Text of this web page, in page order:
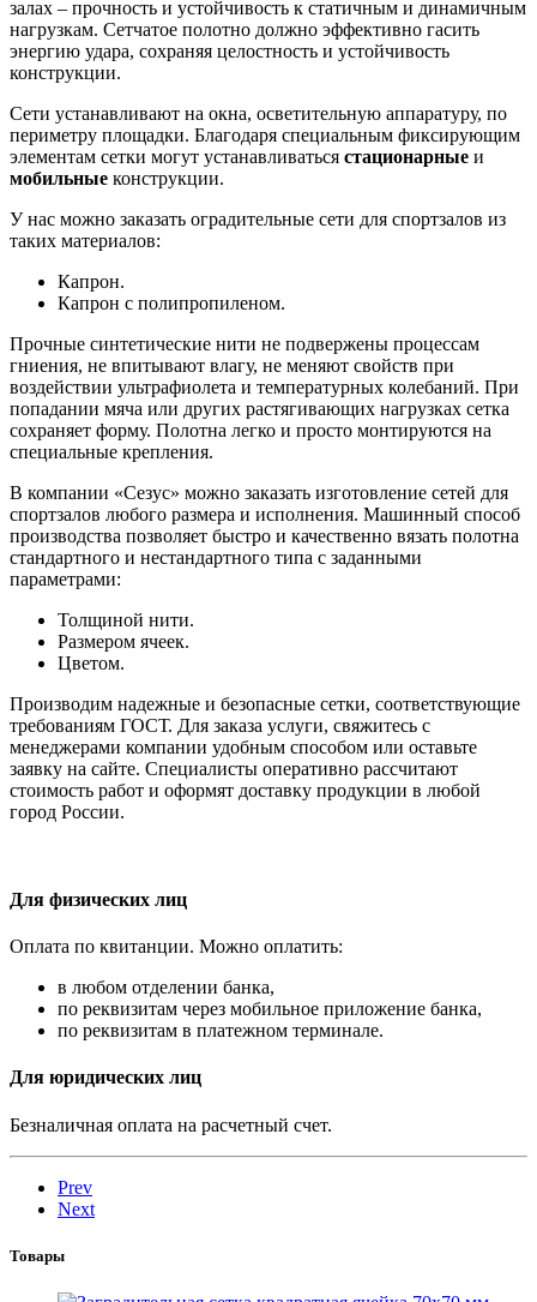
залах – прочность и устойчивость к статичным и динамичным
нагрузкам. Сетчатое полотно должно эффективно гасить
энергию удара, сохраняя целостность и устойчивость
конструкции.
Сети устанавливают на окна, осветительную аппаратуру, по
периметру площадки. Благодаря специальным фиксирующим
элементам сетки могут устанавливаться стационарные и
мобильные конструкции.
У нас можно заказать оградительные сети для спортзалов из
таких материалов:
Капрон.
Капрон с полипропиленом.
Прочные синтетические нити не подвержены процессам
гниения, не впитывают влагу, не меняют свойств при
воздействии ультрафиолета и температурных колебаний. При
попадании мяча или других растягивающих нагрузках сетка
сохраняет форму. Полотна легко и просто монтируются на
специальные крепления.
В компании «Сезус» можно заказать изготовление сетей для
спортзалов любого размера и исполнения. Машинный способ
производства позволяет быстро и качественно вязать полотна
стандартного и нестандартного типа с заданными
параметрами:
Толщиной нити.
Размером ячеек.
Цветом.
Производим надежные и безопасные сетки, соответствующие
требованиям ГОСТ. Для заказа услуги, свяжитесь с
менеджерами компании удобным способом или оставьте
заявку на сайте. Специалисты оперативно рассчитают
стоимость работ и оформят доставку продукции в любой
город России.
Для физических лиц
Оплата по квитанции. Можно оплатить:
в любом отделении банка,
по реквизитам через мобильное приложение банка,
по реквизитам в платежном терминале.
Для юридических лиц
Безналичная оплата на расчетный счет.
Prev
Next
Товары